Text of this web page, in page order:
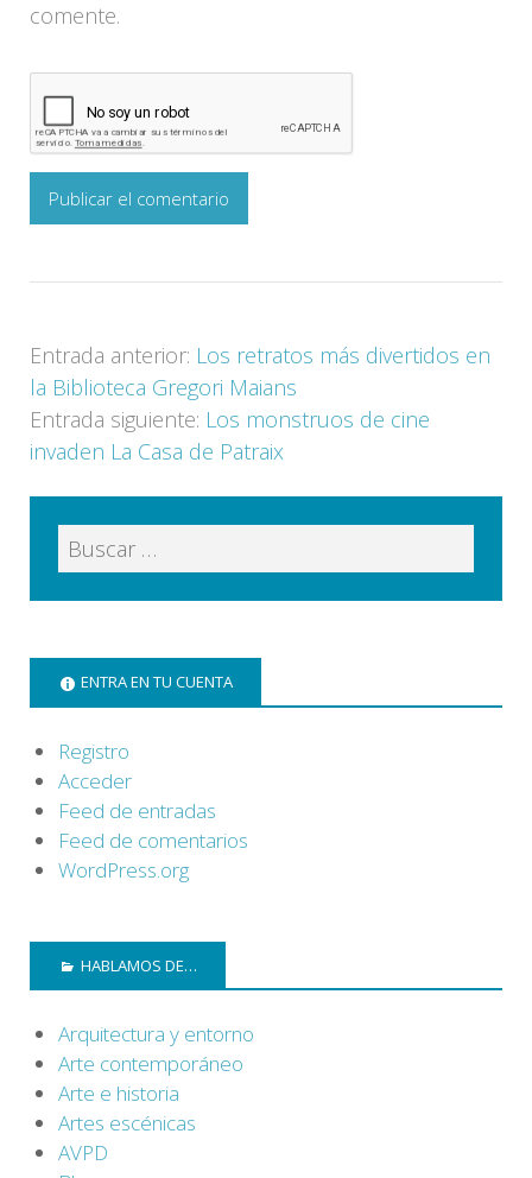
comente.
Entrada anterior: Los retratos más divertidos en
la Biblioteca Gregori Maians
Entrada siguiente: Los monstruos de cine
invaden La Casa de Patraix
ENTRA EN TU CUENTA
Registro
Acceder
Feed de entradas
Feed de comentarios
WordPress.org
HABLAMOS DE…
Arquitectura y entorno
Arte contemporáneo
Arte e historia
Artes escénicas
AVPD